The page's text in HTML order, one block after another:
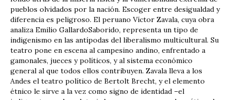
pueblos olvidados por la nación. Escoger entre desigualdad y
diferencia es peligroso. El peruano Víctor Zavala, cuya obra
analiza Emilio GallardoSaborido, representa un tipo de
indigenismo en las antípodas del liberalismo multicultural. Su
teatro pone en escena al campesino andino, enfrentado a
gamonales, jueces y políticos, y al sistema económico
general al que todos ellos contribuyen. Zavala lleva a los
Andes el teatro político de Bertolt Brecht, y el elemento
étnico le sirve a la vez como signo de identidad –el